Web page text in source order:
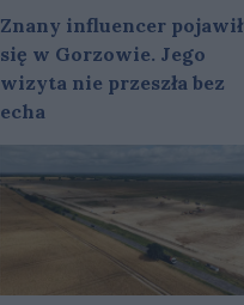
Znany influencer pojawił
się w Gorzowie. Jego
wizyta nie przeszła bez
echa